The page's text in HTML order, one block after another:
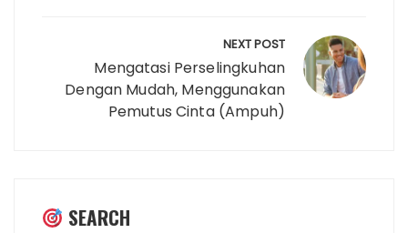
NEXT POST
Mengatasi Perselingkuhan
Dengan Mudah, Menggunakan
Pemutus Cinta (Ampuh)
SEARCH